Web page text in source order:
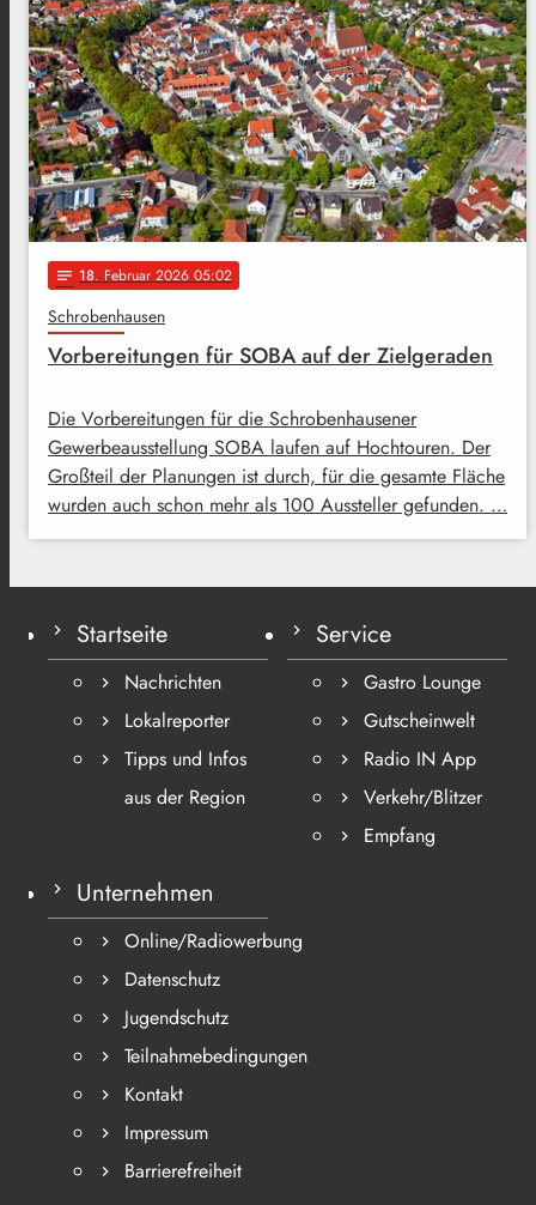
notes 18. Februar 2026 05:02
Schrobenhausen
Vorbereitungen für SOBA auf der Zielgeraden
Die Vorbereitungen für die Schrobenhausener
Gewerbeausstellung SOBA laufen auf Hochtouren. Der
Großteil der Planungen ist durch, für die gesamte Fläche
wurden auch schon mehr als 100 Aussteller gefunden. …
Startseite
Nachrichten
Lokalreporter
Tipps und Infos
aus der Region
Service
Gastro Lounge
Gutscheinwelt
Radio IN App
Verkehr/Blitzer
Empfang
Unternehmen
Online/Radiowerbung
Datenschutz
Jugendschutz
Teilnahmebedingungen
Kontakt
Impressum
Barrierefreiheit